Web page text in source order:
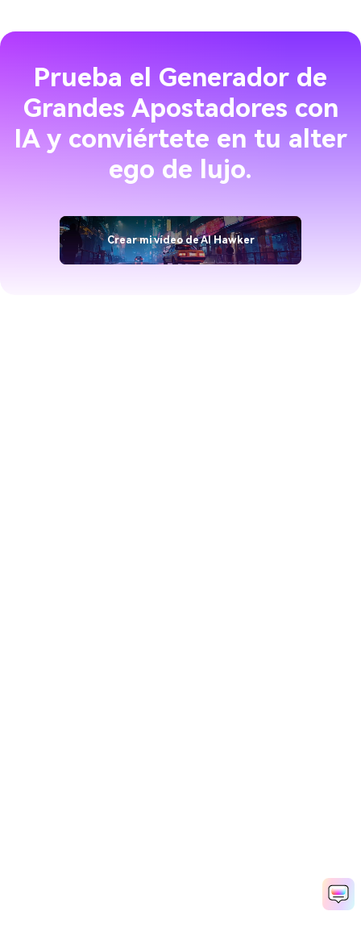
Prueba el Generador de
Grandes Apostadores con
IA y conviértete en tu alter
ego de lujo.
Crear mi vídeo de AI Hawker